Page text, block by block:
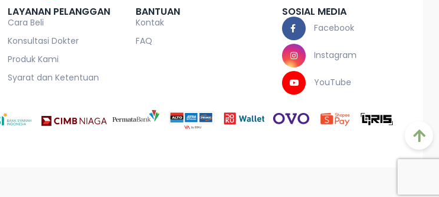
LAYANAN PELANGGAN
Cara Beli
Konsultasi Dokter
Produk Kami
Syarat dan Ketentuan
BANTUAN
Kontak
FAQ
SOSIAL MEDIA
Facebook
Instagram
YouTube